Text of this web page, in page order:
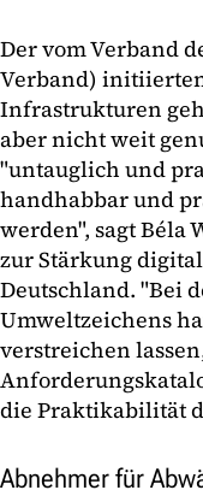
Der vom Verband
Verband)
Infrastrukturen
aber nicht weit
"untauglich und
handhabbar und
werden", sagt Béla
zur Stärkung
Deutschland. "Bei
Umweltzeichens
verstreichen
die Praktikabilität
Abnehmer für